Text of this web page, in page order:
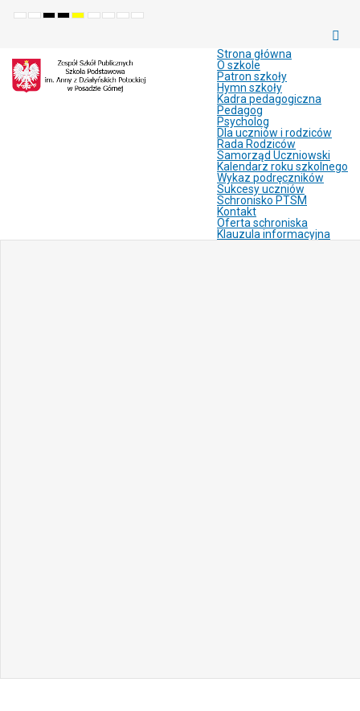
Default
NightHigh
mode
High
mode
High
mode
SetSetMake
Set
Strona główna
O szkole
Patron szkoły
Hymn szkoły
Kadra pedagogiczna
Pedagog
Psycholog
Dla uczniów i rodziców
Rada Rodziców
Samorząd Uczniowski
Kalendarz roku szkolnego
Wykaz podręczników
Sukcesy uczniów
Schronisko PTSM
Kontakt
Oferta schroniska
Klauzula informacyjna